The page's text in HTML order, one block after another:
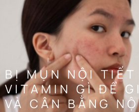
BỊ MỤN NỘI TIẾT
VITAMIN GÌ ĐỂ
VÀ CÂN BẰNG